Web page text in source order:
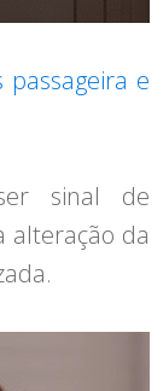
e
sinal de
alteração da